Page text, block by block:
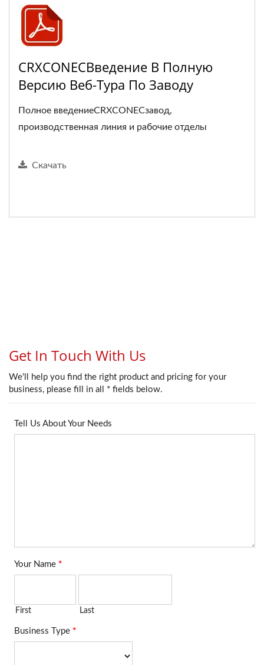
CRXCONECВведение В Полную
Версию Веб-Тура По Заводу
Полное введениеCRXCONECзавод,
производственная линия и рабочие отделы
Скачать